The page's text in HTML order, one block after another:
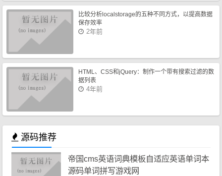
比较分析localstorage的五种不同方式，以提高数据
保存效率
2年前
HTML、CSS和jQuery：制作一个带有搜索过滤的数
据列表
4年前
源码推荐
帝国cms英语词典模板自适应英语单词本
源码单词拼写游戏网